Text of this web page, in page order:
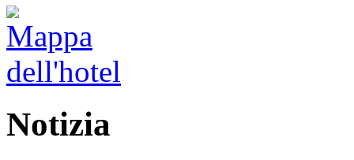
Notizia